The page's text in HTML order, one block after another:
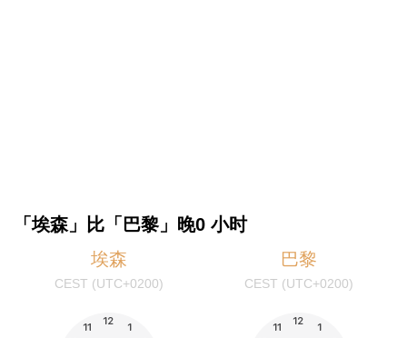
「埃森」比「巴黎」晚0 小时
埃森
CEST (UTC+0200)
巴黎
CEST (UTC+0200)